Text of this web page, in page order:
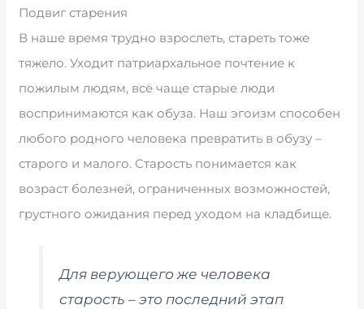
Подвиг старения
В наше время трудно взрослеть, стареть тоже
тяжело. Уходит патриархальное почтение к
пожилым людям, всё чаще старые люди
воспринимаются как обуза. Наш эгоизм способен
любого родного человека превратить в обузу –
старого и малого. Старость понимается как
возраст болезней, ограниченных возможностей,
грустного ожидания перед уходом на кладбище.
Для верующего же человека
старость – это последний этап